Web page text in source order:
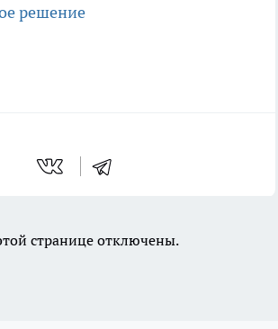
решение
странице отключены.